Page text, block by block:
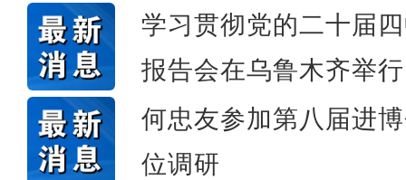
学习贯彻党的二十届
报告会在乌鲁木齐举行
何忠友参加第八届进
位调研
【与你为邻】吉尔吉斯斯坦